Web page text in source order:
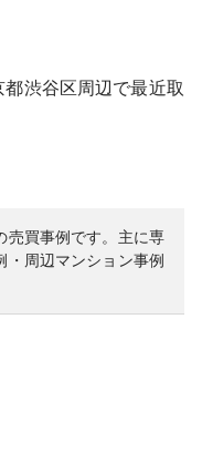
都渋谷区周辺で最近取
買事例です。 主に専
周辺マンション事例